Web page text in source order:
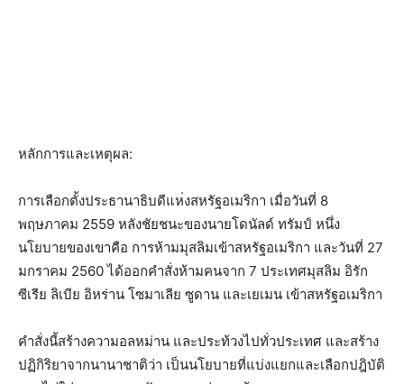
หลักการและเหตุผล:
การเลือกตั้งประธานาธิบดีแห่งสหรัฐอเมริกา เมื่อวันที่ 8
พฤษภาคม 2559 หลังชัยชนะของนายโดนัลด์ ทรัมป์ หนึ่ง
นโยบายของเขาคือ การห้ามมุสลิมเข้าสหรัฐอเมริกา และวันที่ 27
มกราคม 2560 ได้ออกคำสั่งห้ามคนจาก 7 ประเทศมุสลิม อิรัก
ซีเรีย ลิเบีย อิหร่าน โซมาเลีย ซูดาน และเยเมน เข้าสหรัฐอเมริกา
คำสั่งนี้สร้างความอลหม่าน และประท้วงไปทั่วประเทศ และสร้าง
ปฏิกิริยาจากนานาชาติว่า เป็นนโยบายที่แบ่งแยกและเลือกปฎิบัติ